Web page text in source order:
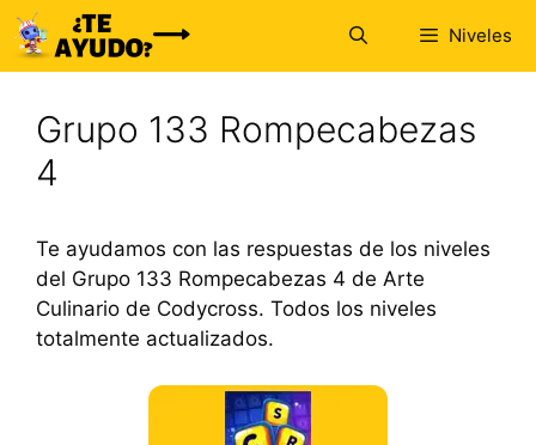
Saltar
al
contenido
Niveles
Grupo 133 Rompecabezas
4
Te ayudamos con las respuestas de los niveles
del Grupo 133 Rompecabezas 4 de Arte
Culinario de Codycross. Todos los niveles
totalmente actualizados.